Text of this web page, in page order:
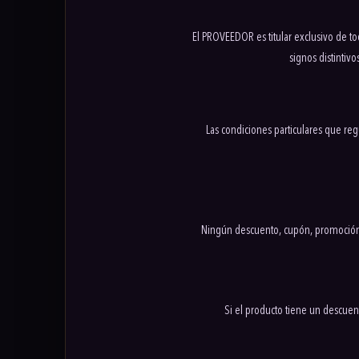
El PROVEEDOR es titular exclusivo
signos
Las condiciones particulares que
Ningún descuento, cupón,
Si el producto tiene un